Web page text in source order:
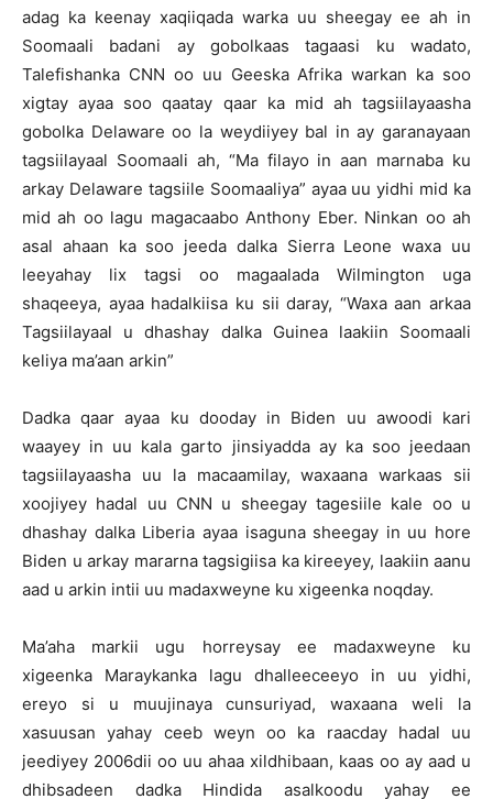
adag ka keenay xaqiiqada warka uu sheegay ee ah in
Soomaali badani ay gobolkaas tagaasi ku wadato,
Talefishanka CNN oo uu Geeska Afrika warkan ka soo
xigtay ayaa soo qaatay qaar ka mid ah tagsiilayaasha
gobolka Delaware oo la weydiiyey bal in ay garanayaan
tagsiilayaal Soomaali ah, “Ma filayo in aan marnaba ku
arkay Delaware tagsiile Soomaaliya” ayaa uu yidhi mid ka
mid ah oo lagu magacaabo Anthony Eber. Ninkan oo ah
asal ahaan ka soo jeeda dalka Sierra Leone waxa uu
leeyahay lix tagsi oo magaalada Wilmington uga
shaqeeya, ayaa hadalkiisa ku sii daray, “Waxa aan arkaa
Tagsiilayaal u dhashay dalka Guinea laakiin Soomaali
keliya ma’aan arkin”
Dadka qaar ayaa ku dooday in Biden uu awoodi kari
waayey in uu kala garto jinsiyadda ay ka soo jeedaan
tagsiilayaasha uu la macaamilay, waxaana warkaas sii
xoojiyey hadal uu CNN u sheegay tagesiile kale oo u
dhashay dalka Liberia ayaa isaguna sheegay in uu hore
Biden u arkay mararna tagsigiisa ka kireeyey, laakiin aanu
aad u arkin intii uu madaxweyne ku xigeenka noqday.
Ma’aha markii ugu horreysay ee madaxweyne ku
xigeenka Maraykanka lagu dhalleeceeyo in uu yidhi,
ereyo si u muujinaya cunsuriyad, waxaana weli la
xasuusan yahay ceeb weyn oo ka raacday hadal uu
jeediyey 2006dii oo uu ahaa xildhibaan, kaas oo ay aad u
dhibsadeen dadka Hindida asalkoodu yahay ee